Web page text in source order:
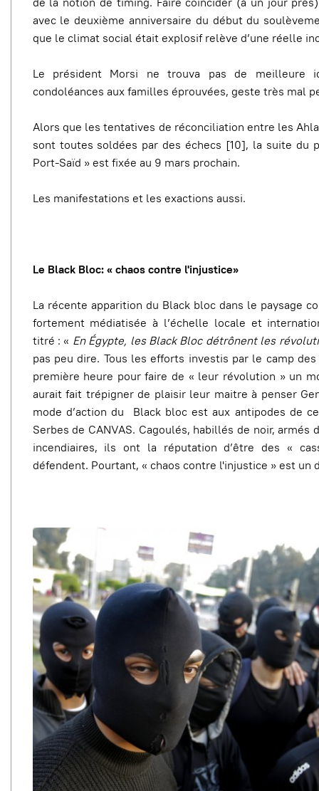
avec le deuxième anniversaire du début du
que le climat social était explosif relève d’une réelle
Le président Morsi ne trouva pas de meilleure
condoléances aux familles éprouvées, geste très mal
Alors que les tentatives de réconciliation entre les
sont toutes soldées par des échecs [10], la suite du
Port-Saïd » est fixée au 9 mars prochain.
Les manifestations et les exactions aussi.
Le Black Bloc: « chaos contre l'injustice»
La récente apparition du Black bloc dans le paysage
fortement médiatisée à l’échelle locale et
titré : « En Égypte, les Black Bloc détrônent les
pas peu dire. Tous les efforts investis par le camp
première heure pour faire de « leur révolution » un
aurait fait trépigner de plaisir leur maitre à penser
mode d’action du Black bloc est aux antipodes de
Serbes de CANVAS. Cagoulés, habillés de noir,
incendiaires, ils ont la réputation d’être des «
défendent. Pourtant, « chaos contre l'injustice » est un